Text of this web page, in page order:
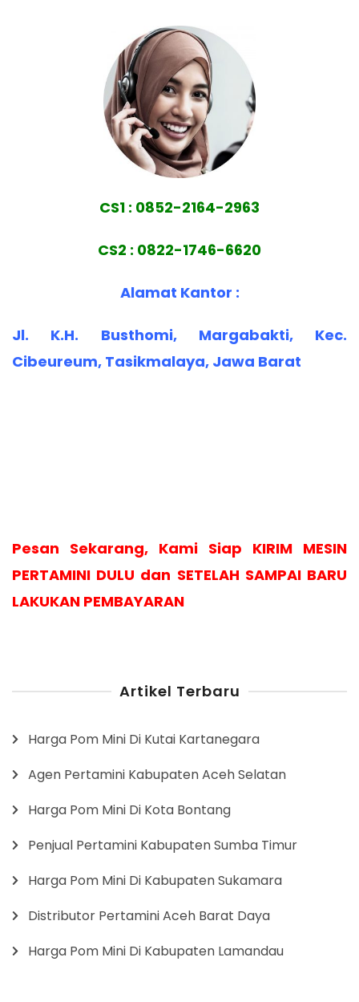
CS1 : 0852-2164-2963
CS2 : 0822-1746-6620
Alamat Kantor :
Jl. K.H. Busthomi, Margabakti, Kec.
Cibeureum, Tasikmalaya, Jawa Barat
Pesan Sekarang, Kami Siap KIRIM MESIN
PERTAMINI DULU dan SETELAH SAMPAI BARU
LAKUKAN PEMBAYARAN
Artikel Terbaru
Harga Pom Mini Di Kutai Kartanegara
Agen Pertamini Kabupaten Aceh Selatan
Harga Pom Mini Di Kota Bontang
Penjual Pertamini Kabupaten Sumba Timur
Harga Pom Mini Di Kabupaten Sukamara
Distributor Pertamini Aceh Barat Daya
Harga Pom Mini Di Kabupaten Lamandau